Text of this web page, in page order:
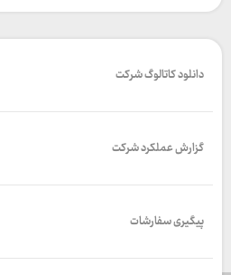
دانلود کاتالوگ شرکت
گزارش عملکرد شرکت
پیگیری سفارشات